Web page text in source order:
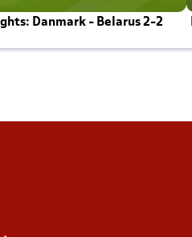
Danmark - Belarus 2-2